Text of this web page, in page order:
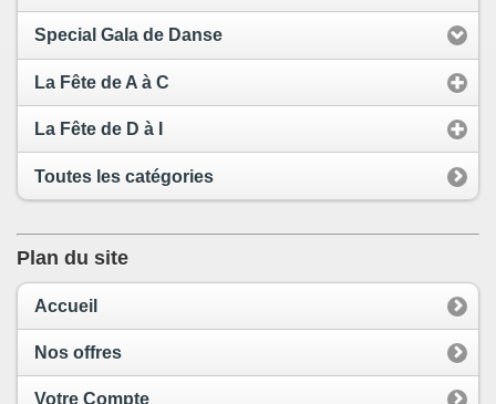
Special Gala de Danse
La Fête de A à C
La Fête de D à I
Toutes les catégories
Plan du site
Accueil
Nos offres
Votre Compte